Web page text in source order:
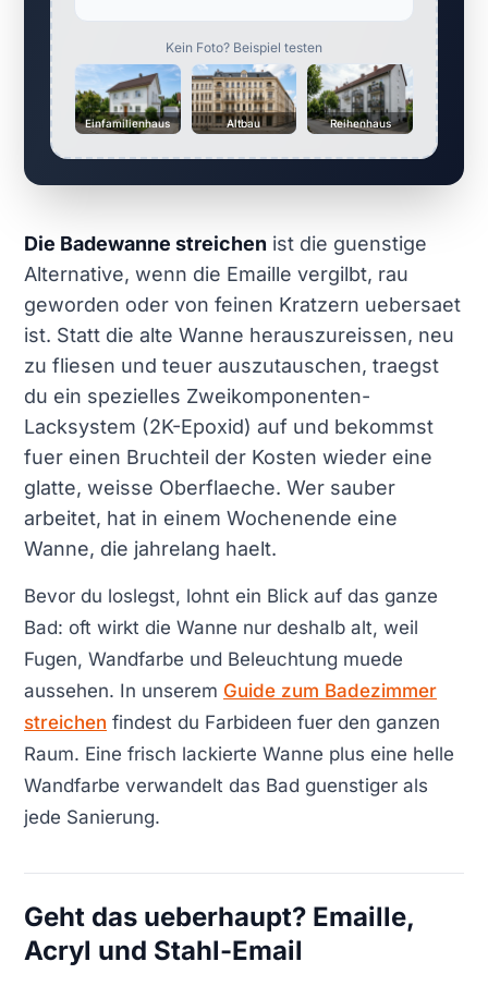
Kein Foto? Beispiel testen
Einfamilienhaus Altbau Reihenhaus
Die Badewanne streichen ist die guenstige
Alternative, wenn die Emaille vergilbt, rau
geworden oder von feinen Kratzern uebersaet
ist. Statt die alte Wanne herauszureissen, neu
zu fliesen und teuer auszutauschen, traegst
du ein spezielles Zweikomponenten-
Lacksystem (2K-Epoxid) auf und bekommst
fuer einen Bruchteil der Kosten wieder eine
glatte, weisse Oberflaeche. Wer sauber
arbeitet, hat in einem Wochenende eine
Wanne, die jahrelang haelt.
Bevor du loslegst, lohnt ein Blick auf das ganze
Bad: oft wirkt die Wanne nur deshalb alt, weil
Fugen, Wandfarbe und Beleuchtung muede
aussehen. In unserem Guide zum Badezimmer
streichen findest du Farbideen fuer den ganzen
Raum. Eine frisch lackierte Wanne plus eine helle
Wandfarbe verwandelt das Bad guenstiger als
jede Sanierung.
Geht das ueberhaupt? Emaille,
Acryl und Stahl-Email